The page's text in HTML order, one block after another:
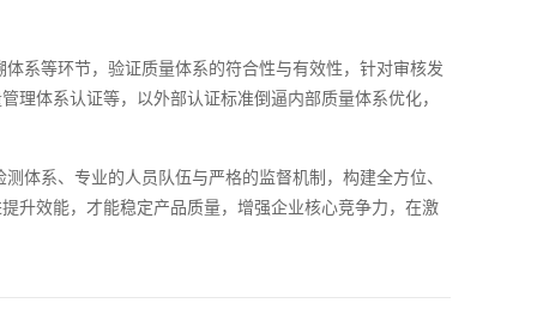
系等环节，验证质量体系的符合性与有效性，针对审核发
体系认证等，以外部认证标准倒逼内部质量体系优化，
体系、专业的人员队伍与严格的监督机制，构建全方位、
升效能，才能稳定产品质量，增强企业核心竞争力，在激